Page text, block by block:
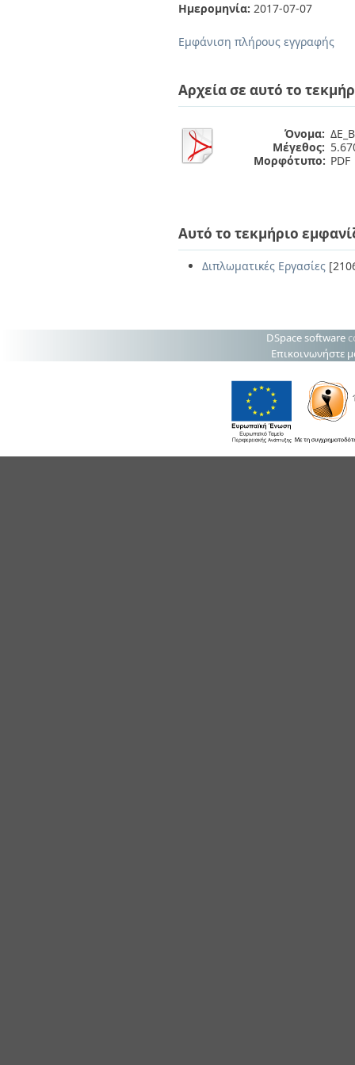
Ημερομηνία: 2017-07-07
Εμφάνιση πλήρους εγγραφής
Αρχεία σε αυτό το
Όνομα:
Μέγεθος:
Μορφότυπο: PDF
Αυτό το τεκμήριο
Διπλωματικές Εργασίες
DSpace software
Επικοινωνήστε